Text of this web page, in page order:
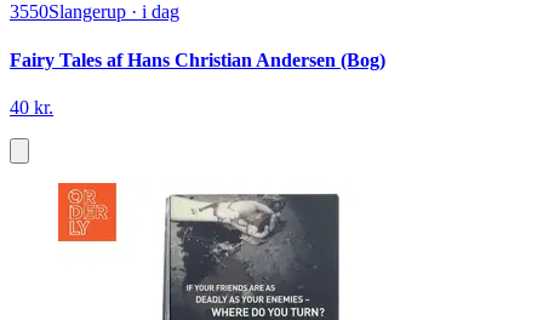
3550Slangerup · i dag
Fairy Tales af Hans Christian Andersen (Bog)
40 kr.